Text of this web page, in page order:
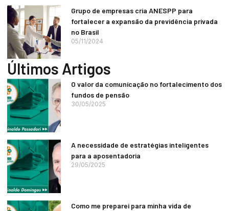
Grupo de empresas cria ANESPP para
fortalecer a expansão da previdência privada
no Brasil
05/11/2024
Últimos Artigos
O valor da comunicação no fortalecimento dos
fundos de pensão
30/05/2025
A necessidade de estratégias inteligentes
para a aposentadoria
29/05/2025
Como me preparei para minha vida de